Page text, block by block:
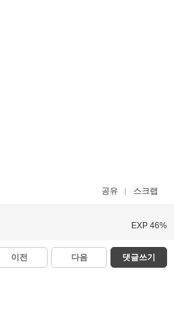
공유 스크랩
EXP 46%
이전 다음 댓글쓰기